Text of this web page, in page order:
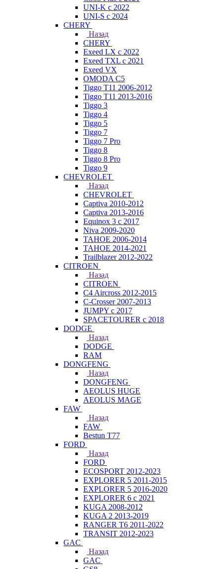
UNI-K с 2022
UNI-S с 2024
CHERY
Назад
CHERY
Exeed LX с 2022
Exeed TXL с 2021
Exeed VX
OMODA C5
Tiggo T11 2006-2012
Tiggo T11 2013-2016
Tiggo 3
Tiggo 4
Tiggo 5
Tiggo 7
Tiggo 7 Pro
Tiggo 8
Tiggo 8 Pro
Tiggo 9
CHEVROLET
Назад
CHEVROLET
Captiva 2010-2012
Captiva 2013-2016
Equinox 3 с 2017
Niva 2009-2020
TAHOE 2006-2014
TAHOE 2014-2021
Trailblazer 2012-2022
CITROEN
Назад
CITROEN
C4 Aircross 2012-2015
C-Crosser 2007-2013
JUMPY с 2017
SPACETOURER с 2018
DODGE
Назад
DODGE
RAM
DONGFENG
Назад
DONGFENG
AEOLUS HUGE
AEOLUS MAGE
FAW
Назад
FAW
Bestun T77
FORD
Назад
FORD
ECOSPORT 2012-2023
EXPLORER 5 2011-2015
EXPLORER 5 2016-2020
EXPLORER 6 с 2021
KUGA 2008-2012
KUGA 2 2013-2019
RANGER T6 2011-2022
TRANSIT 2012-2023
GAC
Назад
GAC